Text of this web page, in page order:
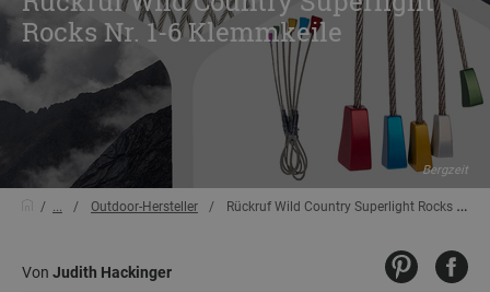
Rocks Nr. 1-6 Klemmkeile
Bergzeit
... Outdoor-Hersteller Rückruf Wild Country Superlight Rocks Nr. 1-6 Klemmkeile
Von Judith Hackinger